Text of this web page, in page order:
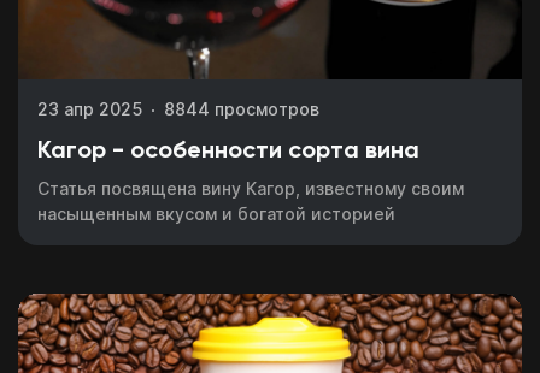
23 апр 2025 8844 просмотров
Кагор - особенности сорта вина
Статья посвящена вину Кагор, известному своим
насыщенным вкусом и богатой историей